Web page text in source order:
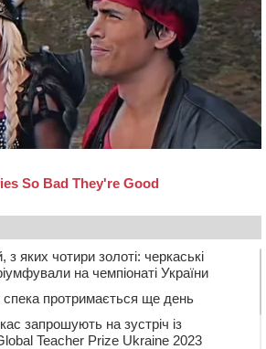
з яких чотири золоті: черкаські
на чемпіонаті України
протримається ще день
запрошують на зустріч із
Teacher Prize Ukraine 2023